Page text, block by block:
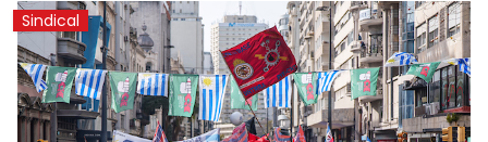
Sindical